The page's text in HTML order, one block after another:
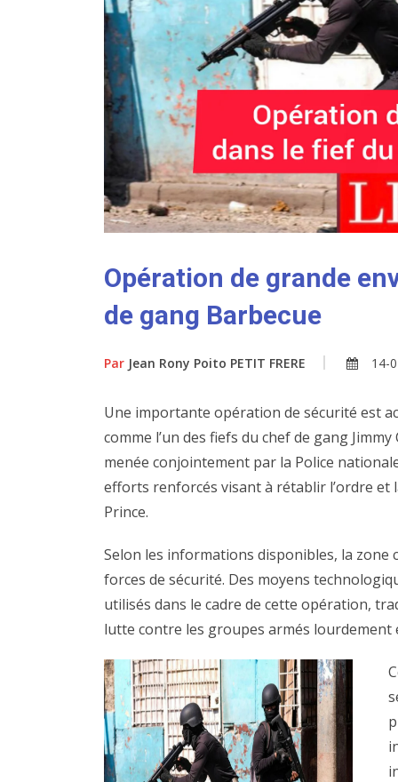
Opération de grande
de gang Barbecue
Par Jean Rony Poito PETIT FRERE 14-
Une importante opération de sécurité est
comme l’un des fiefs du chef de gang
menée conjointement par la Police
efforts renforcés visant à rétablir l’ordre
Prince.
Selon les informations disponibles, la zone
forces de sécurité. Des moyens
utilisés dans le cadre de cette opération,
lutte contre les groupes armés lourdement